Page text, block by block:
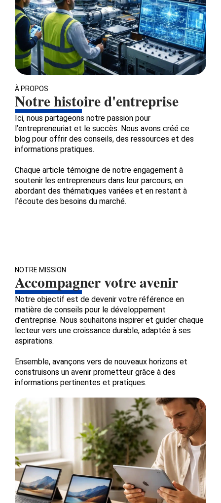
À PROPOS
Notre histoire d'entreprise
Ici, nous partageons notre passion pour
l’entrepreneuriat et le succès. Nous avons créé ce
blog pour offrir des conseils, des ressources et des
informations pratiques.
Chaque article témoigne de notre engagement à
soutenir les entrepreneurs dans leur parcours, en
abordant des thématiques variées et en restant à
l’écoute des besoins du marché.
NOTRE MISSION
Accompagner votre avenir
Notre objectif est de devenir votre référence en
matière de conseils pour le développement
d’entreprise. Nous souhaitons inspirer et guider chaque
lecteur vers une croissance durable, adaptée à ses
aspirations.
Ensemble, avançons vers de nouveaux horizons et
construisons un avenir prometteur grâce à des
informations pertinentes et pratiques.